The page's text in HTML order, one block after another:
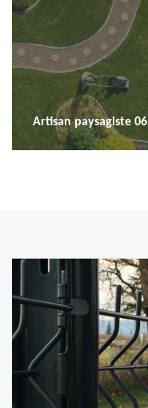
Artisan paysagiste 06